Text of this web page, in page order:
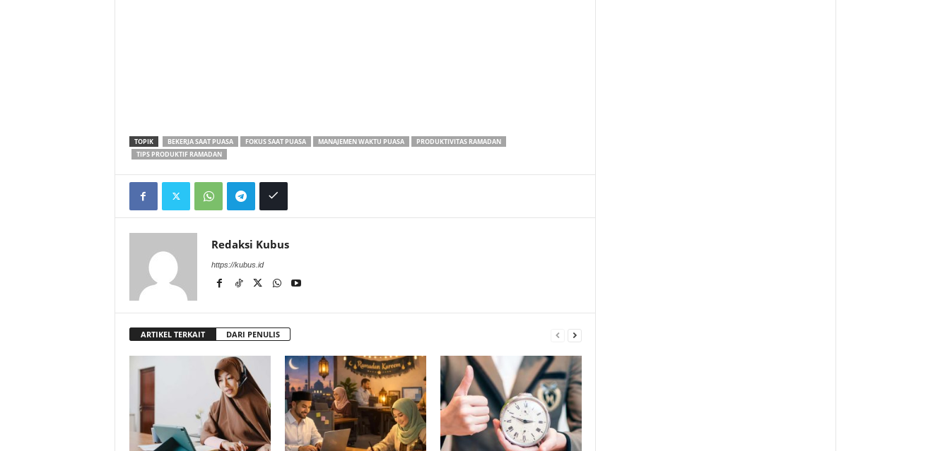
TOPIK BEKERJA SAAT PUASA FOKUS SAAT PUASA MANAJEMEN WAKTU PUASA
PRODUKTIVITAS RAMADAN
TIPS PRODUKTIF RAMADAN
Redaksi Kubus
https://kubus.id
ARTIKEL TERKAIT DARI PENULIS